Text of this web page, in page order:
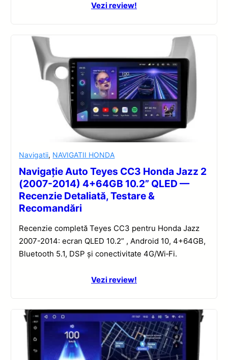
Vezi review!
Navigatii, NAVIGATII HONDA
Navigație Auto Teyes CC3 Honda Jazz 2
(2007-2014) 4+64GB 10.2” QLED —
Recenzie Detaliată, Testare &
Recomandări
Recenzie completă Teyes CC3 pentru Honda Jazz
2007-2014: ecran QLED 10.2” , Android 10, 4+64GB,
Bluetooth 5.1, DSP și conectivitate 4G/Wi‑Fi.
Vezi review!